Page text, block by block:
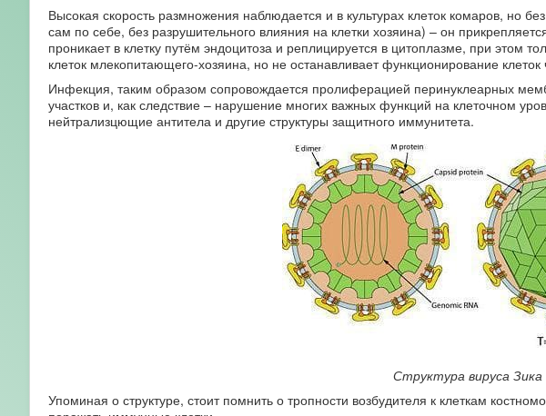
Высокая скорость размножения наблюдается и в культурах клеток комаров, но
сам по себе, без разрушительного влияния на клетки хозяина) – он
проникает в клетку путём эндоцитоза и реплицируется в цитоплазме, при этом
клеток млекопитающего-хозяина, но не останавливает функционирование клеток
Инфекция, таким образом сопровождается пролиферацией перинуклеарных
участков и, как следствие – нарушение многих важных функций на клеточном
нейтрализцющие антитела и другие структуры защитного иммунитета.
Структура вируса Зика
Упоминая о структуре, стоит помнить о тропности возбудителя к клеткам